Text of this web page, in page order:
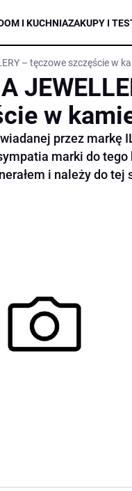
I KUCHNIAZAKUPY I
– tęczowe szczęście w
w
przez markę
marki do
i należy do tej